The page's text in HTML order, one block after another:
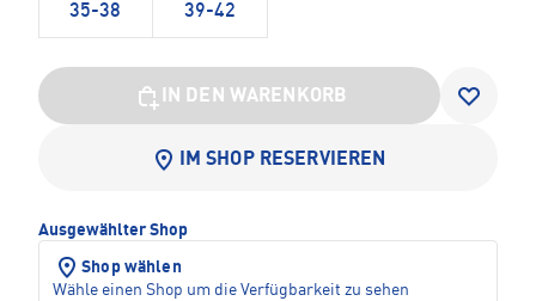
35-38 39-42
IN DEN WARENKORB
IM SHOP RESERVIEREN
Ausgewählter Shop
Shop wählen
Wähle einen Shop um die Verfügbarkeit zu sehen